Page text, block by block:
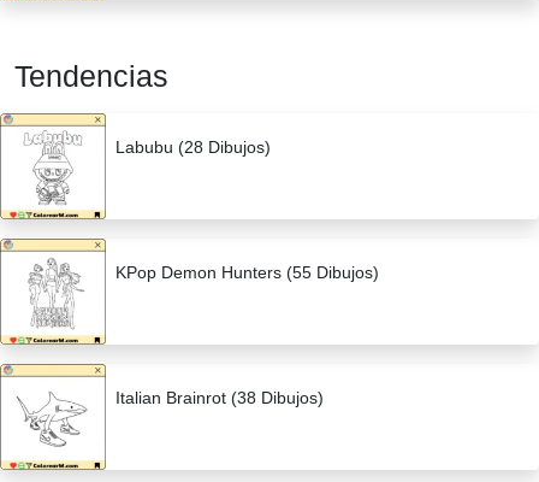
Tendencias
Labubu (28 Dibujos)
KPop Demon Hunters (55 Dibujos)
Italian Brainrot (38 Dibujos)